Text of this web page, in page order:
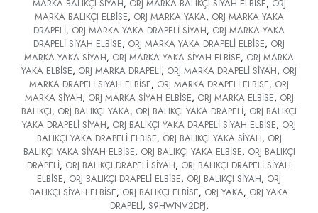
MARKA BALIKÇI SİYAH, ORJ MARKA BALIKÇI SİYAH ELBİSE, ORJ
MARKA BALIKÇI ELBİSE, ORJ MARKA YAKA, ORJ MARKA YAKA
DRAPELİ, ORJ MARKA YAKA DRAPELİ SİYAH, ORJ MARKA YAKA
DRAPELİ SİYAH ELBİSE, ORJ MARKA YAKA DRAPELİ ELBİSE, ORJ
MARKA YAKA SİYAH, ORJ MARKA YAKA SİYAH ELBİSE, ORJ MARKA
YAKA ELBİSE, ORJ MARKA DRAPELİ, ORJ MARKA DRAPELİ SİYAH, ORJ
MARKA DRAPELİ SİYAH ELBİSE, ORJ MARKA DRAPELİ ELBİSE, ORJ
MARKA SİYAH, ORJ MARKA SİYAH ELBİSE, ORJ MARKA ELBİSE, ORJ
BALIKÇI, ORJ BALIKÇI YAKA, ORJ BALIKÇI YAKA DRAPELİ, ORJ BALIKÇI
YAKA DRAPELİ SİYAH, ORJ BALIKÇI YAKA DRAPELİ SİYAH ELBİSE, ORJ
BALIKÇI YAKA DRAPELİ ELBİSE, ORJ BALIKÇI YAKA SİYAH, ORJ
BALIKÇI YAKA SİYAH ELBİSE, ORJ BALIKÇI YAKA ELBİSE, ORJ BALIKÇI
DRAPELİ, ORJ BALIKÇI DRAPELİ SİYAH, ORJ BALIKÇI DRAPELİ SİYAH
ELBİSE, ORJ BALIKÇI DRAPELİ ELBİSE, ORJ BALIKÇI SİYAH, ORJ
BALIKÇI SİYAH ELBİSE, ORJ BALIKÇI ELBİSE, ORJ YAKA, ORJ YAKA
DRAPELİ, S9HWNV2DPJ,